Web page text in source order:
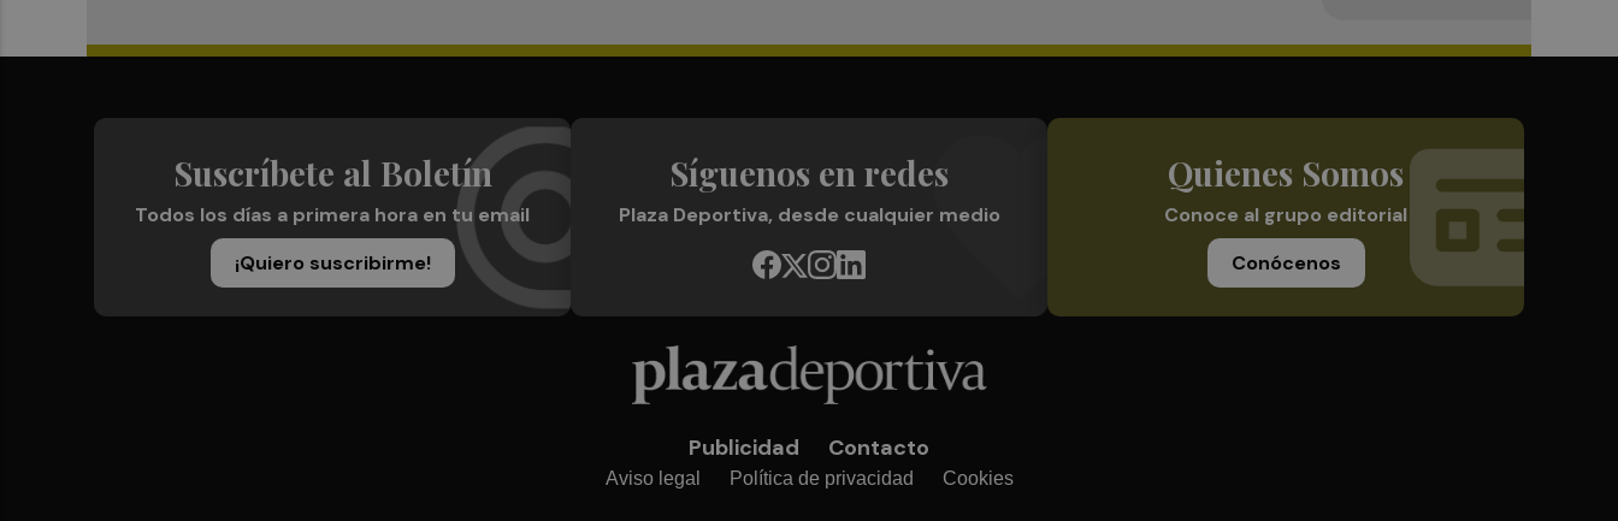
Suscríbete al Boletín
Todos los días a primera hora en tu email
¡Quiero suscribirme!
Síguenos en redes
Plaza Deportiva, desde cualquier medio
Quienes Somos
Conoce al grupo editorial
Conócenos
Publicidad Contacto
Aviso legal Política de privacidad Cookies